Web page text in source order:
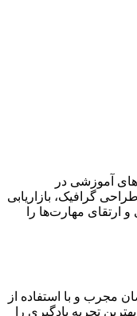
آموزشی در
گرافیک، بازاریابی
ارتقای مهارت‌ها را
مجرب و با استفاده از
تجربه یادگیری را